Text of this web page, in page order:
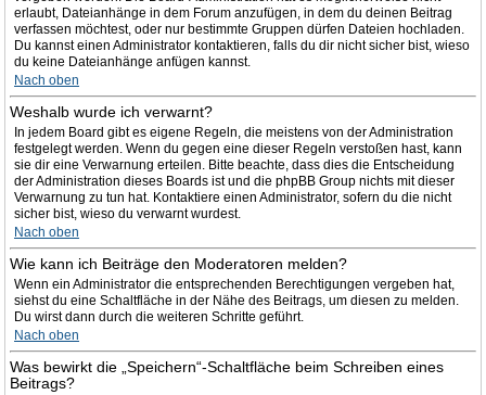
erlaubt, Dateianhänge in dem Forum anzufügen, in dem du deinen Beitrag
verfassen möchtest, oder nur bestimmte Gruppen dürfen Dateien hochladen.
Du kannst einen Administrator kontaktieren, falls du dir nicht sicher bist, wieso
du keine Dateianhänge anfügen kannst.
Nach oben
Weshalb wurde ich verwarnt?
In jedem Board gibt es eigene Regeln, die meistens von der Administration
festgelegt werden. Wenn du gegen eine dieser Regeln verstoßen hast, kann
sie dir eine Verwarnung erteilen. Bitte beachte, dass dies die Entscheidung
der Administration dieses Boards ist und die phpBB Group nichts mit dieser
Verwarnung zu tun hat. Kontaktiere einen Administrator, sofern du die nicht
sicher bist, wieso du verwarnt wurdest.
Nach oben
Wie kann ich Beiträge den Moderatoren melden?
Wenn ein Administrator die entsprechenden Berechtigungen vergeben hat,
siehst du eine Schaltfläche in der Nähe des Beitrags, um diesen zu melden.
Du wirst dann durch die weiteren Schritte geführt.
Nach oben
Was bewirkt die „Speichern“-Schaltfläche beim Schreiben eines
Beitrags?